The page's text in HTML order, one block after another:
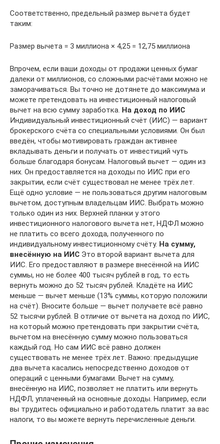
Соответственно, предельный размер вычета будет
таким:
Размер вычета = 3 миллиона × 4,25 = 12,75 миллиона
Впрочем, если ваши доходы от продажи ценных бумаг
далеки от миллионов, со сложными расчётами можно не
заморачиваться. Вы точно не дотянете до максимума и
можете претендовать на инвестиционный налоговый
вычет на всю сумму заработка. На доход по ИИС
Индивидуальный инвестиционный счёт (ИИС) — вариант
брокерского счёта со специальными условиями. Он был
введён, чтобы мотивировать граждан активнее
вкладывать деньги и получать от инвестиций чуть
больше благодаря бонусам. Налоговый вычет — один из
них. Он предоставляется на доходы по ИИС при его
закрытии, если счёт существовал не менее трёх лет.
Ещё одно условие — не пользоваться другим налоговым
вычетом, доступным владельцам ИИС. Выбрать можно
только один из них. Верхней планки у этого
инвестиционного налогового вычета нет, НДФЛ можно
не платить со всего дохода, полученного по
индивидуальному инвестиционному счёту. На сумму,
внесённую на ИИС Это второй вариант вычета для
ИИС. Его предоставляют в размере внесённой на ИИС
суммы, но не более 400 тысяч рублей в год, то есть
вернуть можно до 52 тысяч рублей. Кладёте на ИИС
меньше — вычет меньше (13% суммы, которую положили
на счёт). Вносите больше — вычет получаете всё равно
52 тысячи рублей. В отличие от вычета на доход по ИИС,
на который можно претендовать при закрытии счёта,
вычетом на внесённую сумму можно пользоваться
каждый год. Но сам ИИС всё равно должен
существовать не менее трёх лет. Важно: предыдущие
два вычета касались непосредственно доходов от
операций с ценными бумагами. Вычет на сумму,
внесённую на ИИС, позволяет не платить или вернуть
НДФЛ, уплаченный на основные доходы. Например, если
вы трудитесь официально и работодатель платит за вас
налоги, то вы можете вернуть перечисленные деньги.